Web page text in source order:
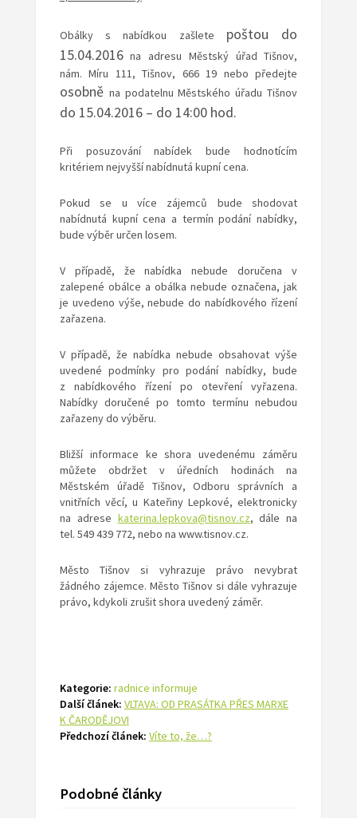
Obálky s nabídkou zašlete poštou do
15.04.2016na adresu Městský úřad Tišnov,
nám. Míru 111, Tišnov, 666 19 nebo předejte
osobně na podatelnu Městského úřadu Tišnov
do 15.04.2016 – do 14:00 hod.
Při posuzování nabídek bude hodnotícím
kritériem nejvyššínabídnutá kupní cena.
Pokud se u více zájemců bude shodovat
nabídnutá kupní cena a termín podání nabídky,
bude výběr určen losem.
V případě, že nabídka nebude doručena v
zalepené obálce a obálka nebude označena, jak
je uvedeno výše, nebude do nabídkového řízení
zařazena.
V případě, že nabídka nebude obsahovat výše
uvedené podmínky pro podání nabídky, bude
z nabídkového řízení po otevření vyřazena.
Nabídky doručené po tomto termínu nebudou
zařazeny do výběru.
Bližší informace ke shora uvedenému záměru
můžete obdržet v úředních hodinách na
Městském úřadě Tišnov, Odboru správních a
vnitřních věcí, u Kateřiny Lepkové, elektronicky
na adrese katerina.lepkova@tisnov.cz, dále na
tel. 549 439 772, nebo na www.tisnov.cz.
Město Tišnov si vyhrazuje právo nevybrat
žádného zájemce. Město Tišnov si dále vyhrazuje
právo, kdykoli zrušit shora uvedený záměr.
Kategorie: radnice informuje
Další článek: VLTAVA: OD PRASÁTKA PŘES MARXE
K ČARODĚJOVI
Předchozí článek: Víte to, že…?
Podobné články